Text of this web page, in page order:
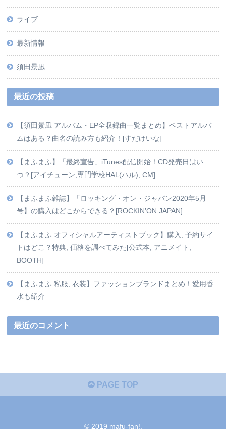
ライブ
最新情報
須田景凪
最近の投稿
【須田景凪 アルバム・EP全収録曲一覧まとめ】ベストアルバ
ムはある？曲名の読み方も紹介！[すだけいな]
【‎まふまふ】「最終宣告」iTunes配信開始！CD発売日はい
つ？[アイチューン,専門学校HAL(ハル), CM]
【まふまふ雑誌】「ロッキング・オン・ジャパン2020年5月
号】の購入はどこからできる？[ROCKIN’ON JAPAN]
【まふまふ オフィシャルアーティストブック】購入, 予約サイ
トはどこ？特典, 価格を調べてみた[公式本, アニメイト,
BOOTH]
【まふまふ 私服, 衣装】ファッションブランドまとめ！愛用香
水も紹介
最近のコメント
PAGE TOP
© 2019 mafu-fan!.